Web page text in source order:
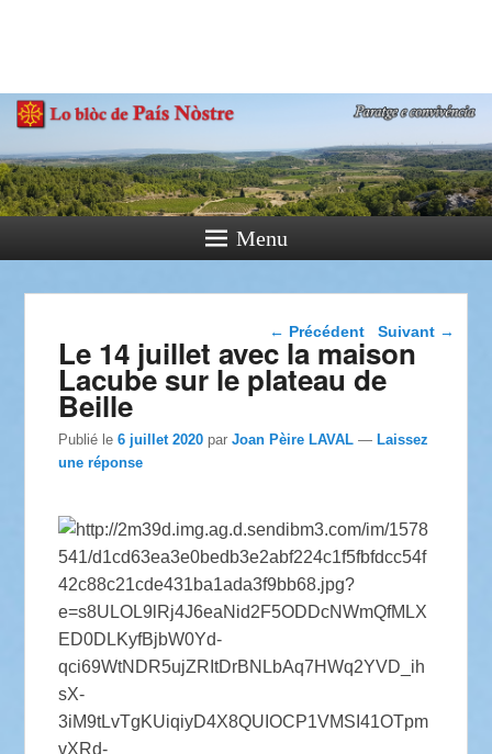
Paratge e Convivència
Menu
Navigation dans les
articles
← Précédent Suivant →
Le 14 juillet avec la maison
Lacube sur le plateau de
Beille
Publié le6 juillet 2020 parJoan Pèire LAVAL —Laissez
une réponse